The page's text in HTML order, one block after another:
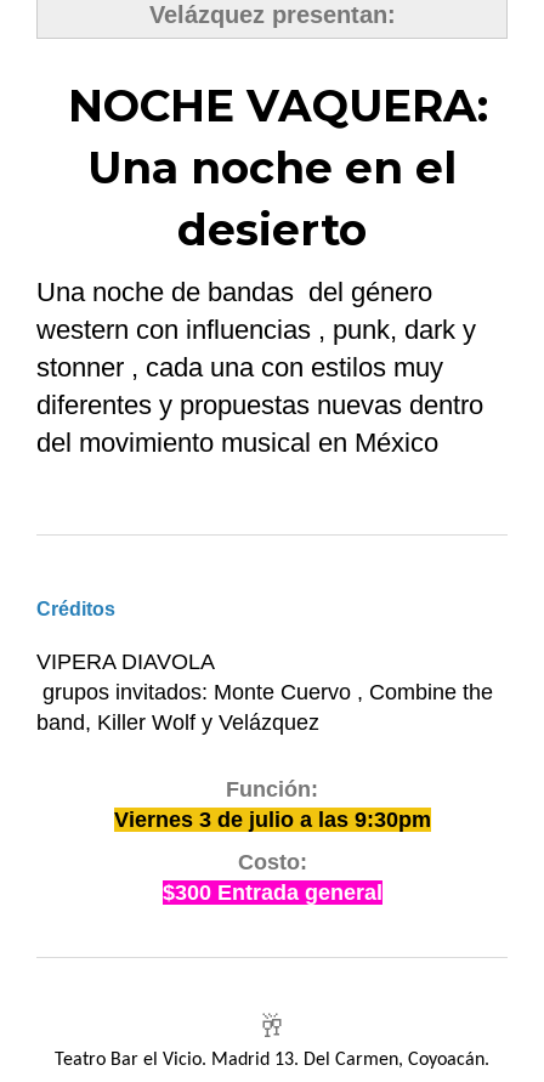
Velázquez presentan:
NOCHE VAQUERA:
Una noche en el
desierto
Una noche de bandas del género
western con influencias , punk, dark y
stonner , cada una con estilos muy
diferentes y propuestas nuevas dentro
del movimiento musical en México
Créditos
VIPERA DIAVOLA
grupos invitados: Monte Cuervo , Combine the
band, Killer Wolf y Velázquez
Función:
Viernes 3 de julio a las 9:30pm
Costo:
$300 Entrada general
🥂
Teatro Bar el Vicio. Madrid 13. Del Carmen, Coyoacán.